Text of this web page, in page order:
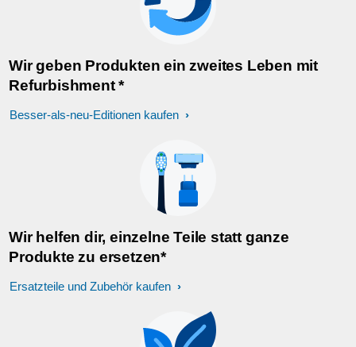
Wir geben Produkten ein zweites Leben mit
Refurbishment *
Besser-als-neu-Editionen kaufen
Wir helfen dir, einzelne Teile statt ganze
Produkte zu ersetzen*
Ersatzteile und Zubehör kaufen